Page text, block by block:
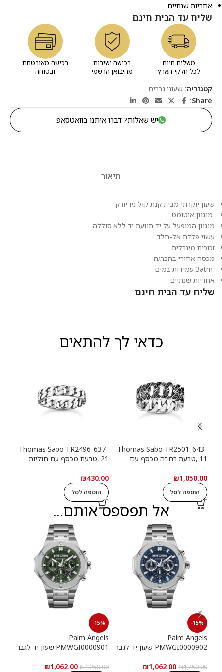
אחריות שנתיים
שליח עד הבית חינם
משלוח חינם
לכל חלקי הארץ
רכישה ישירות
מהיבואן הרשמי
רכישה מאובטחת
ובטוחה
קטגוריה: שעוני גברים
Share:
יש שאלות? דברו איתנו בוואטסאפ
תיאור
שעון יוקרתי מבית קנת קול ניו יורק
מנגנון אוטומט
מנגנון המופעל על יד תנועת יד ללא סוללה
עשוי פלדת אל-חלד
זכוכית מינרלית
מכסה אחורי בהברגה
אחריות שנתיים
שליח עד הבית חינם
כדאי לך להתאים
Thomas Sabo TR2501-643-
11 ,טבעת רחבה מכסף עם
₪1,050.00
הוספה לסל
Thomas Sabo TR2496-637-
21 ,טבעת מכסף עם חוליות
₪430.00
הוספה לסל
אל תפספס אותם...
-15%
Palm Angels
PMWGI0000902 שעון יד לגבר
₪1,250.00
₪1,062.00
-15%
Palm Angels
PMWGI0000901 שעון יד לגבר
₪1,250.00
₪1,062.00